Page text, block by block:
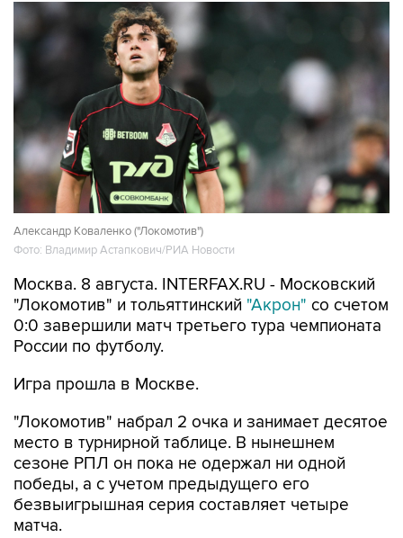
Александр Коваленко ("Локомотив")
Фото: Владимир Астапкович/РИА Новости
Москва. 8 августа. INTERFAX.RU - Московский
"Локомотив" и тольяттинский "Акрон" со счетом
0:0 завершили матч третьего тура чемпионата
России по футболу.
Игра прошла в Москве.
"Локомотив" набрал 2 очка и занимает десятое
место в турнирной таблице. В нынешнем
сезоне РПЛ он пока не одержал ни одной
победы, а с учетом предыдущего его
безвыигрышная серия составляет четыре
матча.